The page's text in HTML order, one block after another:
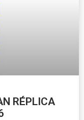
RÉPLICA